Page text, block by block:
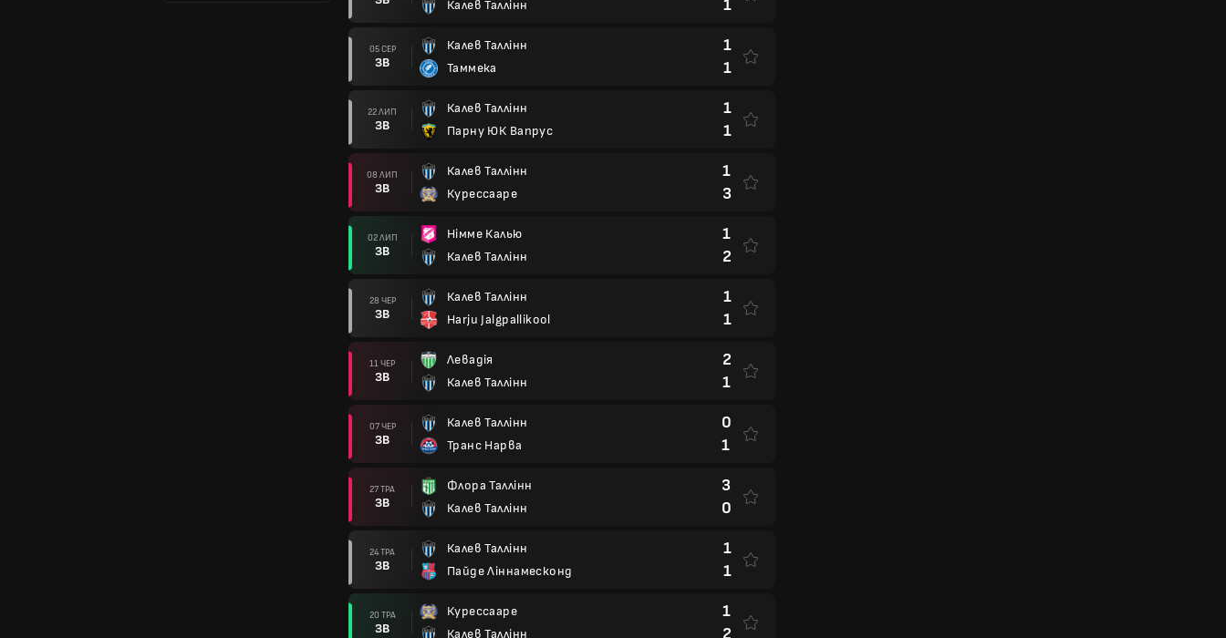
Калев Таллінн
1
05 СЕР
ЗВ
Калев Таллінн
Таммека
1
1
22 ЛИП
ЗВ
Калев Таллінн
Парну ЮК Вапрус
1
1
08 ЛИП
ЗВ
Калев Таллінн
Курессааре
1
3
02 ЛИП
ЗВ
Німме Калью
Калев Таллінн
1
2
28 ЧЕР
ЗВ
Калев Таллінн
Harju Jalgpallikool
1
1
11 ЧЕР
ЗВ
Левадія
Калев Таллінн
2
1
07 ЧЕР
ЗВ
Калев Таллінн
Транс Нарва
0
1
27 ТРА
ЗВ
Флора Таллінн
Калев Таллінн
3
0
24 ТРА
ЗВ
Калев Таллінн
Пайде Ліннамесконд
1
1
20 ТРА
ЗВ
Курессааре
Калев Таллінн
1
2